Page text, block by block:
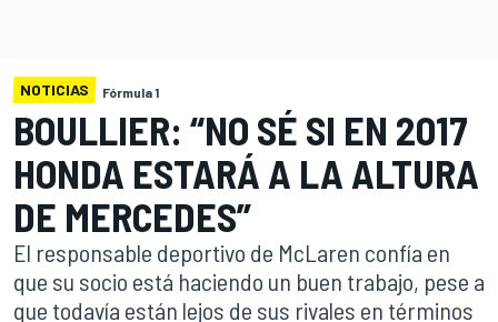
NOTICIAS Fórmula 1
BOULLIER: “NO SÉ SI EN 2017
HONDA ESTARÁ A LA ALTURA
DE MERCEDES”
El responsable deportivo de McLaren confía en
que su socio está haciendo un buen trabajo, pese a
que todavía están lejos de sus rivales en términos